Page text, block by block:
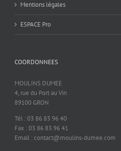
Mentions légales
ESPACE Pro
COORDONNEES
MOULINS DUMEE
4, rue du Port au Vin
89100 GRON
Tél : 03 86 83 96 40
Fax : 03 86 83 96 41
Email : contact@moulins-dumee.com